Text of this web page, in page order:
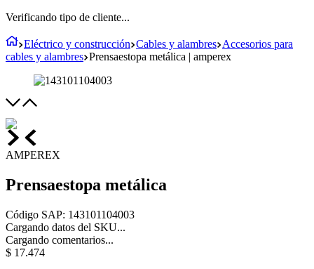
Verificando tipo de cliente...
Eléctrico y construcción Cables y alambres Accesorios para
cables y alambres Prensaestopa metálica | amperex
AMPEREX
Prensaestopa metálica
Código SAP: 143101104003
Cargando datos del SKU...
Cargando comentarios...
$ 17.474